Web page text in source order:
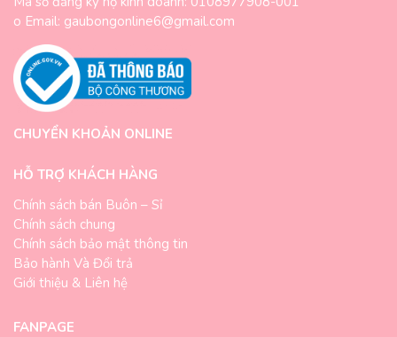
o Email: gaubongonline6@gmail.com
CHUYỂN KHOẢN ONLINE
HỖ TRỢ KHÁCH HÀNG
Chính sách bán Buôn – Sỉ
Chính sách chung
Chính sách bảo mật thông tin
Bảo hành Và Đổi trả
Giới thiệu & Liên hệ
FANPAGE